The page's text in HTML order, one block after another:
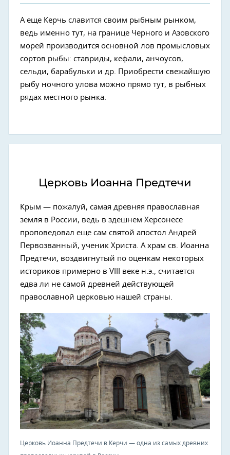
А еще Керчь славится своим рыбным рынком,
ведь именно тут, на границе Черного и Азовского
морей производится основной лов промысловых
сортов рыбы: ставриды, кефали, анчоусов,
сельди, барабульки и др. Приобрести свежайшую
рыбу ночного улова можно прямо тут, в рыбных
рядах местного рынка.
Церковь Иоанна Предтечи
Крым — пожалуй, самая древняя православная
земля в России, ведь в здешнем Херсонесе
проповедовал еще сам святой апостол Андрей
Первозванный, ученик Христа. А храм св. Иоанна
Предтечи, воздвигнутый по оценкам некоторых
историков примерно в VIII веке н.э., считается
едва ли не самой древней действующей
православной церковью нашей страны.
Церковь Иоанна Предтечи в Керчи — одна из самых древних